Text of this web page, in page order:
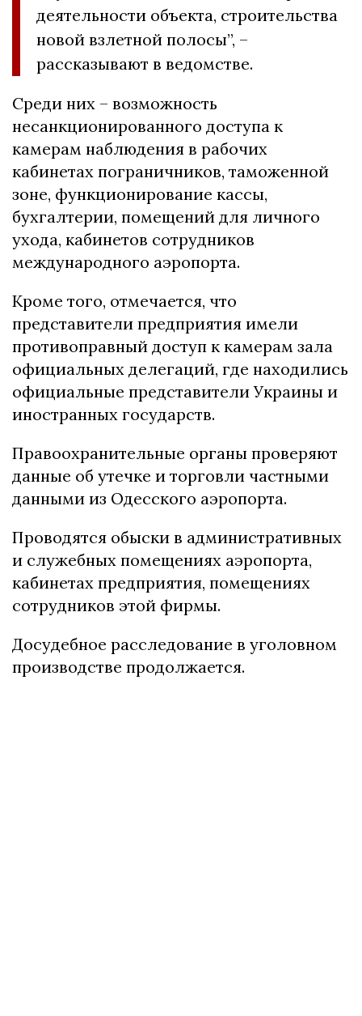
деятельности объекта, строительства
новой взлетной полосы”, –
рассказывают в ведомстве.
Среди них – возможность
несанкционированного доступа к
камерам наблюдения в рабочих
кабинетах пограничников, таможенной
зоне, функционирование кассы,
бухгалтерии, помещений для личного
ухода, кабинетов сотрудников
международного аэропорта.
Кроме того, отмечается, что
представители предприятия имели
противоправный доступ к камерам зала
официальных делегаций, где находились
официальные представители Украины и
иностранных государств.
Правоохранительные органы проверяют
данные об утечке и торговли частными
данными из Одесского аэропорта.
Проводятся обыски в административных
и служебных помещениях аэропорта,
кабинетах предприятия, помещениях
сотрудников этой фирмы.
Досудебное расследование в уголовном
производстве продолжается.